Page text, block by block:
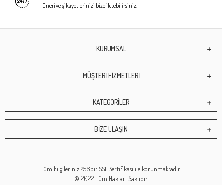
Öneri ve şikayetlerinizi bize iletebilirsiniz.
KURUMSAL
MÜŞTERİ HİZMETLERİ
KATEGORİLER
BİZE ULAŞIN
Tüm bilgileriniz 256bit SSL Sertifikası ile korunmaktadır.
© 2022Tüm Hakları Saklıdır